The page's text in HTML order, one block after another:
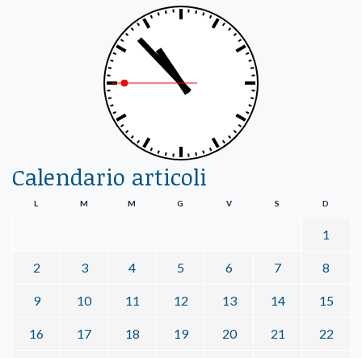
Calendario articoli
L M M G V S D
1
2 3 4 5 6 7 8
9 10 11 12 13 14 15
16 17 18 19 20 21 22